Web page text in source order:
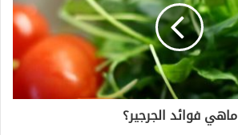
ماهي فوائد الجرجير؟